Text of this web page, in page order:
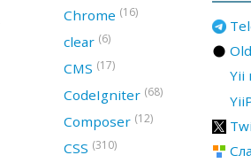
Yii
Chrome (16)
clear (6)
CMS (17)
CodeIgniter (68)
Composer (12)
CSS (310)